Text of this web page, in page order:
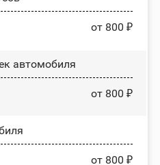
от 800 ₽
автомобиля
от 800 ₽
от 800 ₽